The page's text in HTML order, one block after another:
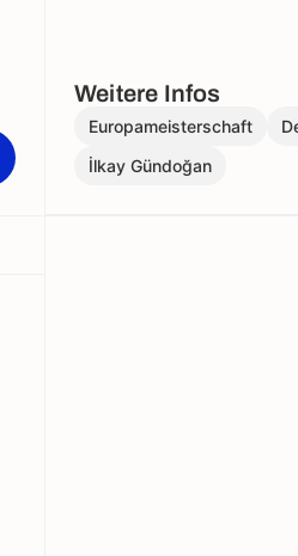
Weitere Infos
Europameisterschaft
İlkay Gündoğan